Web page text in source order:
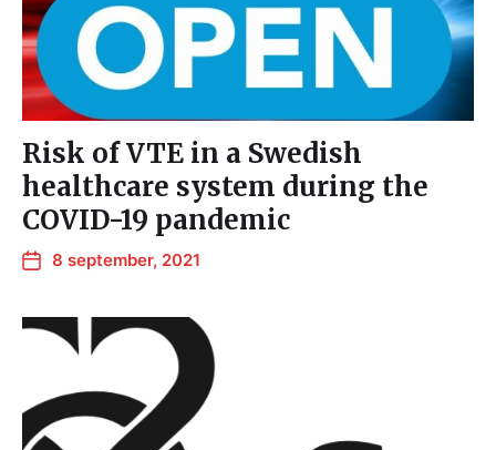
Risk of VTE in a Swedish
healthcare system during the
COVID-19 pandemic
8 september, 2021